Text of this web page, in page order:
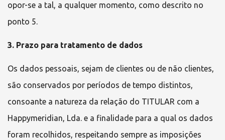
opor-se a tal, a qualquer momento, como descrito no
ponto 5.
3. Prazo para tratamento de dados
Os dados pessoais, sejam de clientes ou de não clientes,
são conservados por períodos de tempo distintos,
consoante a natureza da relação do TITULAR com a
Happymeridian, Lda. e a finalidade para a qual os dados
foram recolhidos, respeitando sempre as imposições